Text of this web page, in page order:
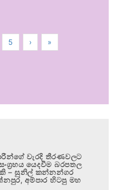
5 › »
වැරදි තීරණවලට
යෙදවීම බරපතල
– සුනිල් කන්නන්ගර
අම්පාර හිටපු මහ